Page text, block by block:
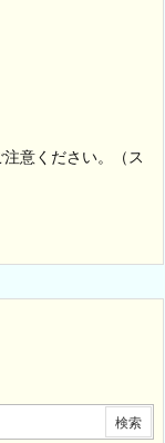
意ください。（ス